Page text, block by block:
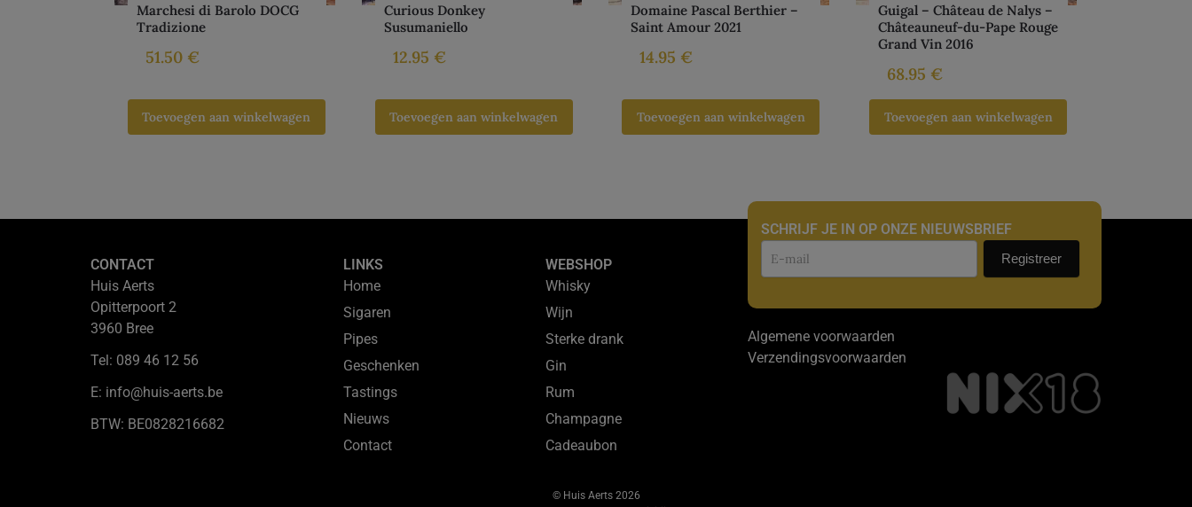
Marchesi di Barolo DOCG
Tradizione
51.50 €
Toevoegen aan winkelwagen
Curious Donkey
Susumaniello
12.95 €
Toevoegen aan winkelwagen
Domaine Pascal Berthier –
Saint Amour 2021
14.95 €
Toevoegen aan winkelwagen
Guigal – Château de Nalys –
Châteauneuf-du-Pape Rouge
Grand Vin 2016
68.95 €
Toevoegen aan winkelwagen
CONTACT
Huis Aerts
Opitterpoort 2
3960 Bree
Tel: 089 46 12 56
E: info@huis-aerts.be
BTW: BE0828216682
LINKS
Home
Sigaren
Pipes
Geschenken
Tastings
Nieuws
Contact
WEBSHOP
Whisky
Wijn
Sterke drank
Gin
Rum
Champagne
Cadeaubon
SCHRIJF JE IN OP ONZE NIEUWSBRIEF
Nieuwsbrief Registreer
Algemene voorwaarden
Verzendingsvoorwaarden
© Huis Aerts 2026